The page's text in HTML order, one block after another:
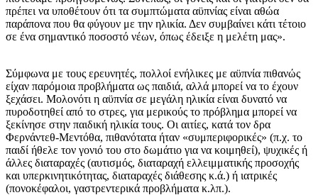
πρέπει να υποθέτουν ότι τα συμπτώματα αϋπνίας είναι αθώα
παράπονα που θα φύγουν με την ηλικία. Δεν συμβαίνει κάτι τέτοιο
σε ένα σημαντικό ποσοστό νέων, όπως έδειξε η μελέτη μας».
Σύμφωνα με τους ερευνητές, πολλοί ενήλικες με αϋπνία πιθανώς
είχαν παρόμοια προβλήματα ως παιδιά, αλλά μπορεί να το έχουν
ξεχάσει. Μολονότι η αϋπνία σε μεγάλη ηλικία είναι δυνατό να
πυροδοτηθεί από το στρες, για μερικούς το πρόβλημα μπορεί να
ξεκίνησε στην παιδική ηλικία τους. Οι αιτίες, κατά τον δρα
Φερνάντεθ-Μεντόθα, πιθανότατα ήταν «συμπεριφορικές» (π.χ. το
παιδί ήθελε τον γονιό του στο δωμάτιο για να κοιμηθεί), ψυχικές ή
άλλες διαταραχές (αυτισμός, διαταραχή ελλειμματικής προσοχής
και υπερκινητικότητας, διαταραχές διάθεσης κ.ά.) ή ιατρικές
(πονοκέφαλοι, γαστρεντερικά προβλήματα κ.λπ.).